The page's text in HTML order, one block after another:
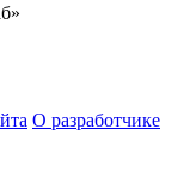
О разработчике